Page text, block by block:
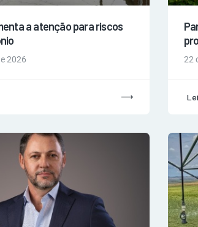
a atenção para riscos
2026 22